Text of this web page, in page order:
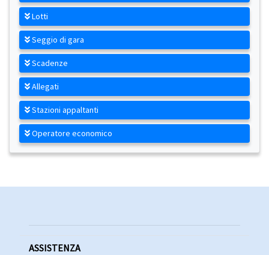
Lotti
Seggio di gara
Scadenze
Allegati
Stazioni appaltanti
Operatore economico
ASSISTENZA